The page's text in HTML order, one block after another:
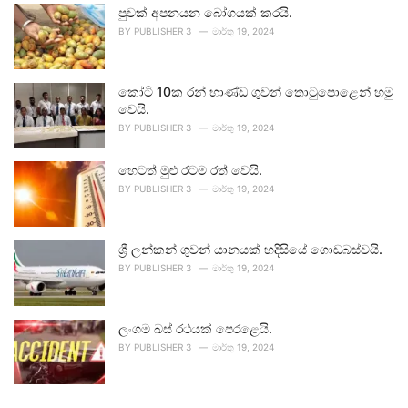
පුවක් අපනයන බෝගයක් කරයි.
BY PUBLISHER 3 මාර්තු 19, 2024
කෝටි 10ක රන් භාණ්ඩ ගුවන් තොටුපොළෙන් හමු
වෙයි.
BY PUBLISHER 3 මාර්තු 19, 2024
හෙටත් මුළු රටම රත් වෙයි.
BY PUBLISHER 3 මාර්තු 19, 2024
ශ්‍රී ලන්කන් ගුවන් යානයක් හදිසියේ ගොඩබස්වයි.
BY PUBLISHER 3 මාර්තු 19, 2024
ලංගම බස් රථයක් පෙරළෙයි.
BY PUBLISHER 3 මාර්තු 19, 2024